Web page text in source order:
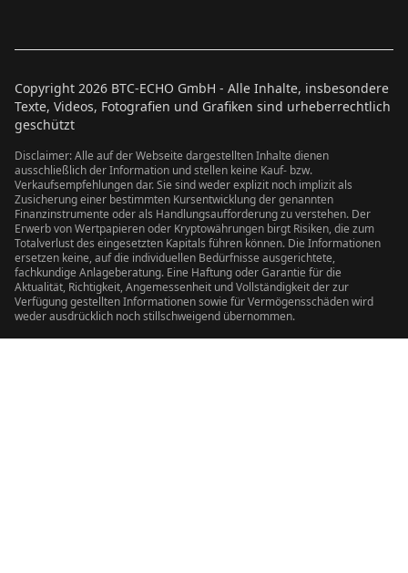
Copyright 2026 BTC-ECHO GmbH - Alle Inhalte, insbesondere
Texte, Videos, Fotografien und Grafiken sind urheberrechtlich
geschützt
Disclaimer: Alle auf der Webseite dargestellten Inhalte dienen
ausschließlich der Information und stellen keine Kauf- bzw.
Verkaufsempfehlungen dar. Sie sind weder explizit noch implizit als
Zusicherung einer bestimmten Kursentwicklung der genannten
Finanzinstrumente oder als Handlungsaufforderung zu verstehen. Der
Erwerb von Wertpapieren oder Kryptowährungen birgt Risiken, die zum
Totalverlust des eingesetzten Kapitals führen können. Die Informationen
ersetzen keine, auf die individuellen Bedürfnisse ausgerichtete,
fachkundige Anlageberatung. Eine Haftung oder Garantie für die
Aktualität, Richtigkeit, Angemessenheit und Vollständigkeit der zur
Verfügung gestellten Informationen sowie für Vermögensschäden wird
weder ausdrücklich noch stillschweigend übernommen.